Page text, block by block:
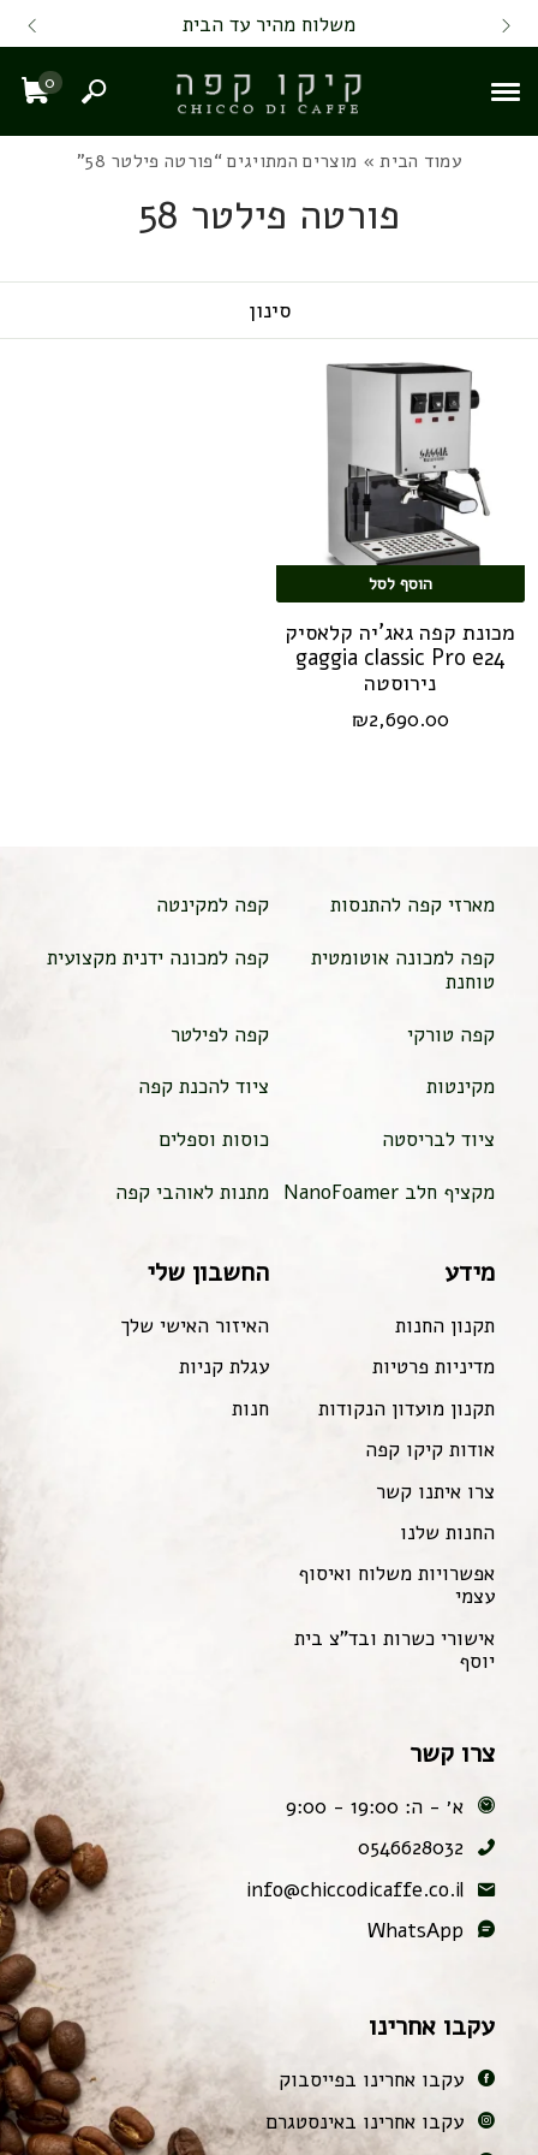
Skip to Content
Contact Us משלוח מהיר עד הבית
0
חיפוש
עמוד הבית» מוצרים המתויגים “פורטה פילטר 58”
פורטה פילטר 58
סינון
הוסף לסל
מכונת קפה גאג'יה קלאסיק
gaggia classic Pro e24
נירוסטה
₪2,690.00
מארזי קפה להתנסות
קפה למקינטה
קפה למכונה אוטומטית
טוחנת
קפה למכונה ידנית מקצועית
קפה טורקי
קפה לפילטר
מקינטות
ציוד להכנת קפה
ציוד לבריסטה
כוסות וספלים
מקציף חלב NanoFoamer
מתנות לאוהבי קפה
מידע
תקנון החנות
מדיניות פרטיות
תקנון מועדון הנקודות
אודות קיקו קפה
צרו איתנו קשר
החנות שלנו
אפשרויות משלוח ואיסוף
עצמי
אישורי כשרות ובד"צ בית
יוסף
החשבון שלי
האיזור האישי שלך
עגלת קניות
חנות
צרו קשר
א׳ - ה: 19:00 - 9:00
0546628032
info@chiccodicaffe.co.il
WhatsApp
עקבו אחרינו
עקבו אחרינו בפייסבוק
עקבו אחרינו באינסטגרם
Back top top